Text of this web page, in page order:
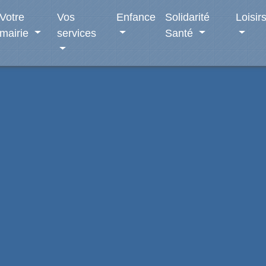
Votre
mairie
Vos
services
Enfance
Solidarité
Santé
Loisirs